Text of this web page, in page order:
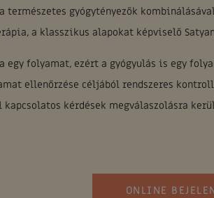
természetes gyógytényezők
a klasszikus alapokat képviselő
egy folyamat, ezért a gyógyulás is egy
ellenőrzése céljából rendszeres
kérdések megválaszolásra
ONLINE